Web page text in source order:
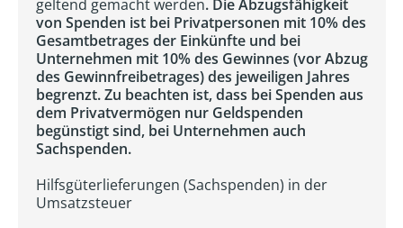
geltend gemacht werden. Die Abzugsfähigkeit
von Spenden ist bei Privatpersonen mit 10% des
Gesamtbetrages der Einkünfte und bei
Unternehmen mit 10% des Gewinnes (vor Abzug
des Gewinnfreibetrages) des jeweiligen Jahres
begrenzt. Zu beachten ist, dass bei Spenden aus
dem Privatvermögen nur Geldspenden
begünstigt sind, bei Unternehmen auch
Sachspenden.
Hilfsgüterlieferungen (Sachspenden) in der
Umsatzsteuer